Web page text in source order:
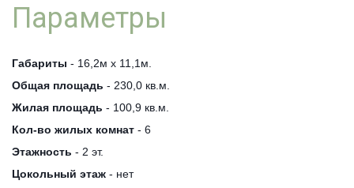
Параметры
Габариты - 16,2м х 11,1м.
Общая площадь - 230,0 кв.м.
Жилая площадь - 100,9 кв.м.
Кол-во жилых комнат - 6
Этажность - 2 эт.
Цокольный этаж - нет